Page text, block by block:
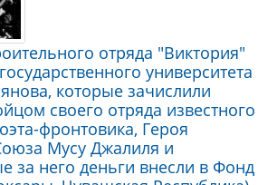
отряда "Виктория"
университета
которые зачислили
своего отряда известного
фронтовика, Героя
Мусу Джалиля и
за него деньги внесли в Фонд